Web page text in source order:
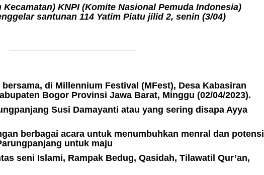
Kecamatan) KNPI (Komite Nasional Pemuda Indonesia)
santunan 114 Yatim Piatu jilid 2, senin (3/04)
di Millennium Festival (MFest), Desa Kabasiran
Bogor Provinsi Jawa Barat, Minggu (02/04/2023).
Susi Damayanti atau yang sering disapa Ayya
berbagai acara untuk menumbuhkan menral dan potensi
untuk maju
seni Islami, Rampak Bedug, Qasidah, Tilawatil Qur’an,